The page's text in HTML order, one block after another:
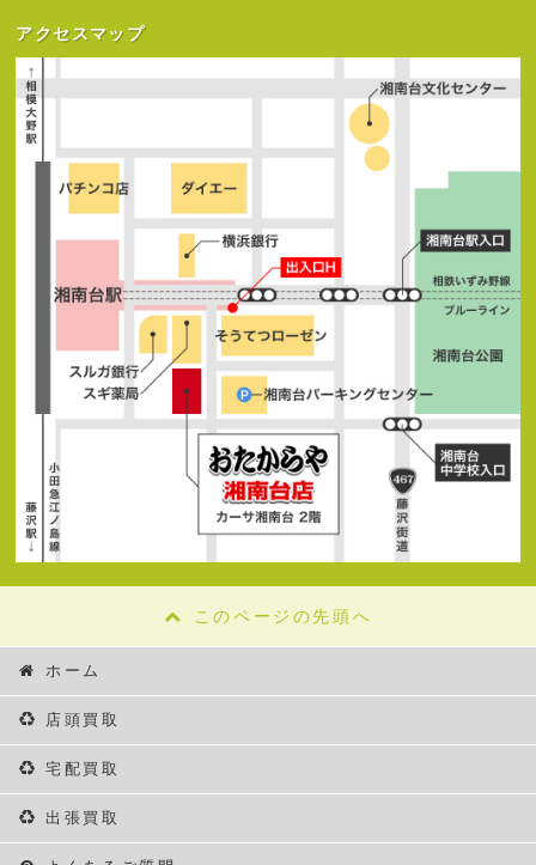
アクセスマップ
このページの先頭へ
ホーム
店頭買取
宅配買取
出張買取